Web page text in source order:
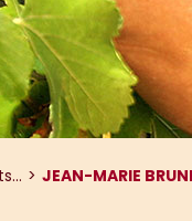
JEAN-MARIE